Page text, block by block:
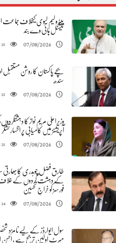
پیٹرولیم لیوی کیخلاف
نیشنل ہائی وے بند
07/08/2026
25
بچے پاکستان کا روشن مستقبل
سندھ
07/08/2026
25
وزیراعلیٰ مریم نواز کا
آپریشنز میں کامیابی پر اظہار تشکر
07/08/2026
25
طارق فضل چوہدری کابھارتی
کے دہشت گردوں کے خلاف
فورسز کو خراجِ تحسین
07/08/2026
24
سول ایوارڈز کے لیے نامزد
میرٹ اولین ترجیح ہے ، احسن